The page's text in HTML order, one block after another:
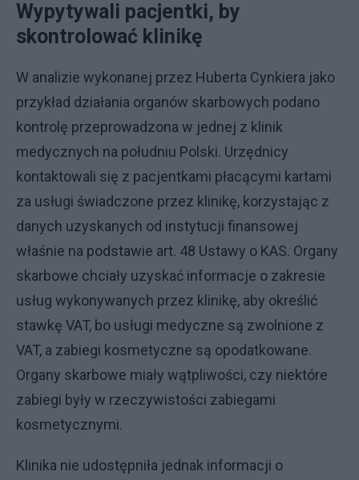
Wypytywali pacjentki, by
skontrolować klinikę
W analizie wykonanej przez Huberta Cynkiera jako
przykład działania organów skarbowych podano
kontrolę przeprowadzona w jednej z klinik
medycznych na południu Polski. Urzędnicy
kontaktowali się z pacjentkami płacącymi kartami
za usługi świadczone przez klinikę, korzystając z
danych uzyskanych od instytucji finansowej
właśnie na podstawie art. 48 Ustawy o KAS. Organy
skarbowe chciały uzyskać informacje o zakresie
usług wykonywanych przez klinikę, aby określić
stawkę VAT, bo usługi medyczne są zwolnione z
VAT, a zabiegi kosmetyczne są opodatkowane.
Organy skarbowe miały wątpliwości, czy niektóre
zabiegi były w rzeczywistości zabiegami
kosmetycznymi.
Klinika nie udostępniła jednak informacji o